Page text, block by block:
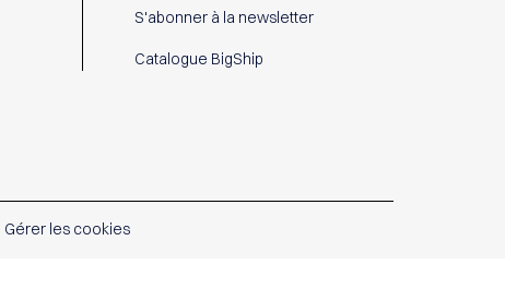
S'abonner à la newsletter
Catalogue BigShip
Gérer les cookies